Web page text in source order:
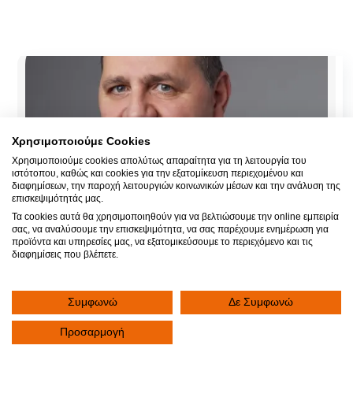
‘’Κάθε Ασθενής ο οποίος ανακαλύπτει έναν τέτοιο
όγκο είναι πολύ σημαντικό να ψάξει ένα
εξειδικευμένο κέντρο για την αντιμετώπιση αυτών
Χρησιμοποιούμε Cookies
Χρησιμοποιούμε cookies απολύτως απαραίτητα για τη λειτουργία του
ιστότοπου, καθώς και cookies για την εξατομίκευση περιεχομένου και
διαφημίσεων, την παροχή λειτουργιών κοινωνικών μέσων και την ανάλυση της
επισκεψιμότητάς μας.
Τα cookies αυτά θα χρησιμοποιηθούν για να βελτιώσουμε την online εμπειρία
σας, να αναλύσουμε την επισκεψιμότητα, να σας παρέχουμε ενημέρωση για
προϊόντα και υπηρεσίες μας, να εξατομικεύσουμε το περιεχόμενο και τις
διαφημίσεις που βλέπετε.
Συμφωνώ Δε Συμφωνώ
Προσαρμογή